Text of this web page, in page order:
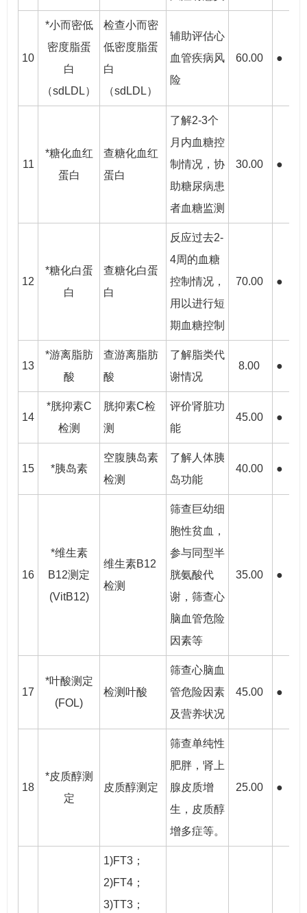
10
*小而密低
密度脂蛋
白
（sdLDL）
检查小而密
低密度脂蛋
白
（sdLDL）
辅助评估心
血管疾病风
险
60.00 ●
11
*糖化血红
蛋白
查糖化血红
蛋白
了解2-3个
月内血糖控
制情况，协
助糖尿病患
者血糖监测
30.00 ●
12
*糖化白蛋
白
查糖化白蛋
白
反应过去2-
4周的血糖
控制情况，
用以进行短
期血糖控制
70.00 ●
13
*游离脂肪
酸
查游离脂肪
酸
了解脂类代
谢情况
8.00 ●
14
*胱抑素C
检测
胱抑素C检
测
评价肾脏功
能
45.00 ●
15 *胰岛素
空腹胰岛素
检测
了解人体胰
岛功能
40.00 ●
16
*维生素
B12测定
(VitB12)
维生素B12
检测
筛查巨幼细
胞性贫血，
参与同型半
胱氨酸代
谢，筛查心
脑血管危险
因素等
35.00 ●
17
*叶酸测定
(FOL)
检测叶酸
筛查心脑血
管危险因素
及营养状况
45.00 ●
18
*皮质醇测
定
皮质醇测定
筛查单纯性
肥胖，肾上
腺皮质增
生，皮质醇
增多症等。
25.00 ●
1)FT3；
2)FT4；
3)TT3；